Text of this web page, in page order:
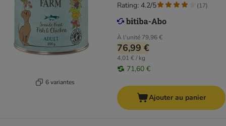
6 variantes
À l'unité 79,96 €
76,99 €
4,01 € / kg
71,60 €
Rating: 4.2/5 (17)
Ajouter au panier